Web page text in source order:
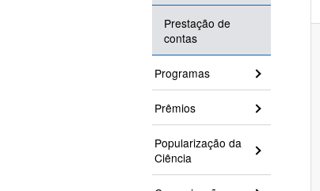
Prestação de
contas
Programas
Prêmios
Popularização da
Ciência